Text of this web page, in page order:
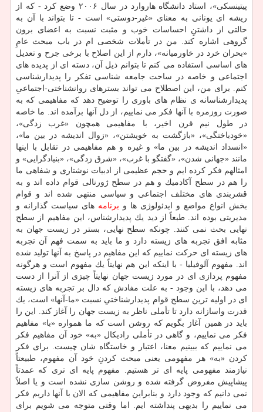
پیتینسكی»، استاد دانشگاه هاروارد در سال ۲۰۰۶ وضع كرد - كه از
ریشه ای یونانی به معنای «غیر-دوستی» است - تا بتواند با آن به
حالتی از داشتنِ احساسات خوب و مثبت نسبت به اعضای برون
گروهی اشاره كند. من در تأملات شخصی ام در باب مبحث عامِ
«بحران خرد در خاورمیانه»، دارم از این اصلاح با برخی جرح و تعدیل
های اساسی استفاده می كنم تا بتوانم ذیل آن، دسته ای از پدیده های
اجتماعی و خاصه در ساحت جامعه شناسی تفكر را پدیدارشناسی
كنم. برای من، این اصطلاح می تواند بسترهای روانشناختی-اجتماعیِ
پدیدارشناسانه ی نظام های باوری را توضیح دهد كه مفاهیمی كه به
صورت روزمره با آنها فكر می نماییم، از دل آنها برآمده اند. ما خاصه
در طول نیم قرن اخیر، با مفاهیمی همچون «غرب زدگی»،
«خودباختگی»، «بازگشت به خویشتن»، «زوال اندیشه در بین ما»،
«انسداد اندیشه در بین ما» و غیره و هم مفاهیمی در تقابل با اینها
مانند «جهانی شدن»، «گفتگو با غرب»، «شرق زدگی»، «بنیادگرایی» و
امثالهم فكر كرده ایم و حجم عظیمی از ادبیات نوشتاری و شفاهی ما
را هم در سطح آكادمیك و هم در سطح ژورنالی قوام داده اند و به
قشربندی های مختلف اجتماعی و سیاسی منتهی شده اند و قوام
بخش انواع مواضع و ایدئولوژی ها و برنامه های سیاست گذارانه و
مدیریتی بوده اند. طبعاً از دید یك پدیدارشناس، این مفاهیم از سطح
نهایی بحث نمی كنند. چونكه سطح نهایی، بستر در زیست جهان به
مثابه افق تجربه های زیسته دارد و ما باید به سمت فهم آن تجربه
های زیسته ای حركت نماییم كه این مفاهیم در پاسخ به آنها تولید شده
اند. مفهوم آلوفیلیا - با اینكه این هم نهایتاً یك مفهوم است و هرگونه
مفهوم پردازی ای در مورد زیست جهان نهایتاً چیزی از آنرا از دست
می دهد، با این وجود - به علت مفادش كه دال بر تجربه های زیسته
ای در اولیه ترین سطح قوام پدیدارشناختیِ نسبت «ما-آنها» است، یك
قدرت واسازانه دارد تا تأملی ناظر به زیست جهان را آغاز كند. این را
باید در همین آغاز بگویم كه روشن است كه ما همواره «با» مفاهیم
فكر می نماییم، و گاهی در تأملی رادیكال «به» خود آن مفاهیم فكر
می نماییم كه ببینیم معنا، اعتبار و خاستگاه شان چیست. برای فكر
كردن «به» هر مفهومی یعنی مبحث كردنِ خود آن مفهوم، طبیعتاً
نیازمند مفهومی پایه ای تر هستیم. مفهوم پایه ای تری كه عمدتاً
پیشاپیش مفروض گرفته شده و روشن سازی نشده است و یا اصلاً
نمی دانیم كه وجود دارد و بنابراین مفاهیمی كه الان با آنها داریم فكر
می نماییم را بدیهی پنداشته ایم. اما وقتی متوجه می شویم برای